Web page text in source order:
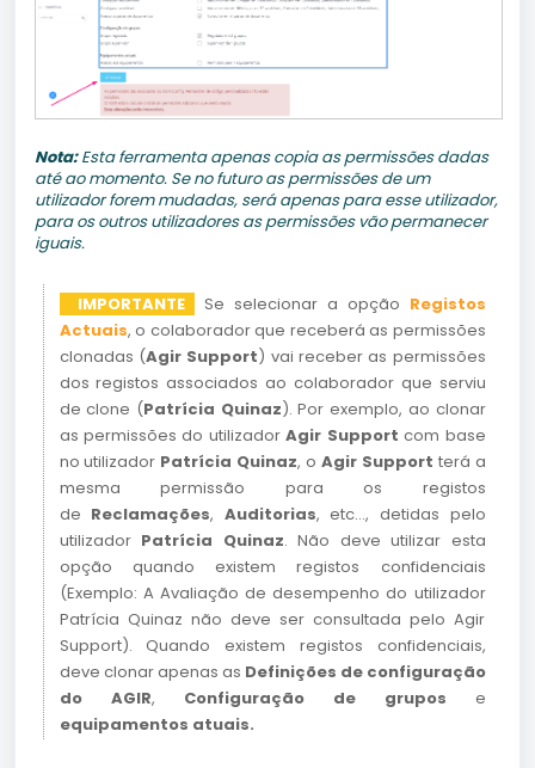
Nota:Esta ferramenta apenas copia as permissões dadas
até ao momento. Se no futuro as permissões de um
utilizador forem mudadas, será apenas para esse utilizador,
para os outros utilizadores as permissões vão permanecer
iguais.
IMPORTANTE Se selecionar a opção Registos
Actuais, o colaborador que receberá as permissões
clonadas (Agir Support) vai receber as permissões
dos registos associados ao colaborador que serviu
de clone (Patrícia Quinaz). Por exemplo, ao clonar
as permissões do utilizadorAgir Support com base
no utilizador Patrícia Quinaz, o Agir Support terá a
mesma permissão para os registos
de Reclamações, Auditorias, etc..., detidas pelo
utilizador Patrícia Quinaz. Não deve utilizar esta
opção quando existem registos confidenciais
(Exemplo: A Avaliação de desempenho do utilizador
Patrícia Quinaz não deve ser consultada pelo Agir
Support). Quando existem registos confidenciais,
deve clonar apenas as Definições de configuração
do AGIR, Configuração de grupos e
equipamentos atuais.